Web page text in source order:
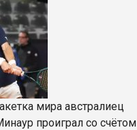
мира австралиец
проиграл со счётом